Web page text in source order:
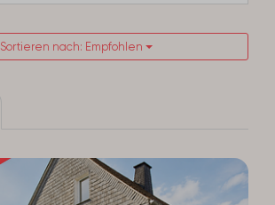
Sortieren nach: Empfohlen